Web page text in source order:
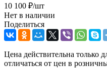
10 100 ₽/шт
Нет в наличии
Поделиться
Цена действительна только
отличаться от цен в